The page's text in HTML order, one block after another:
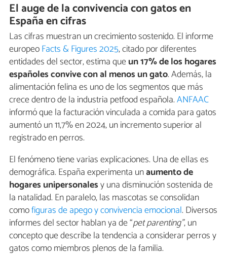
El auge de la convivencia con gatos en
España en cifras
Las cifras muestran un crecimiento sostenido. El informe
europeoFacts & Figures 2025, citado por diferentes
entidades del sector, estima queun 17% de los hogares
españoles convive con al menos un gato. Además, la
alimentación felina es uno de los segmentos que más
crece dentro de la industria petfood española.ANFAAC
informó que la facturación vinculada a comida para gatos
aumentó un 11,7% en 2024, un incremento superior al
registrado en perros.
El fenómeno tiene varias explicaciones. Una de ellas es
demográfica. España experimenta unaumento de
hogares unipersonalesy una disminución sostenida de
la natalidad. En paralelo, las mascotas se consolidan
comofiguras de apego y convivencia emocional. Diversos
informes del sector hablan ya de “pet parenting”, un
concepto que describe la tendencia a considerar perros y
gatos como miembros plenos de la familia.